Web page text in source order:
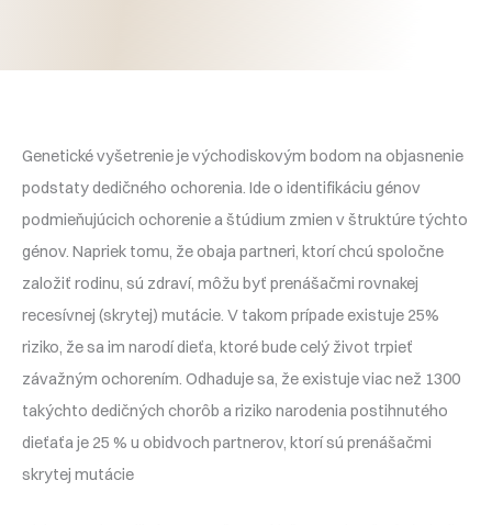
Genetické vyšetrenie je východiskovým bodom na objasnenie
podstaty dedičného ochorenia. Ide o identifikáciu génov
podmieňujúcich ochorenie a štúdium zmien v štruktúre týchto
génov. Napriek tomu, že obaja partneri, ktorí chcú spoločne
založiť rodinu, sú zdraví, môžu byť prenášačmi rovnakej
recesívnej (skrytej) mutácie. V takom prípade existuje 25%
riziko, že sa im narodí dieťa, ktoré bude celý život trpieť
závažným ochorením. Odhaduje sa, že existuje viac než 1300
takýchto dedičných chorôb a riziko narodenia postihnutého
dieťaťa je 25 % u obidvoch partnerov, ktorí sú prenášačmi
skrytej mutácie